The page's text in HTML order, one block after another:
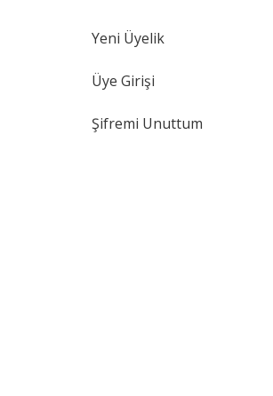
Yeni Üyelik
Üye Girişi
Şifremi Unuttum